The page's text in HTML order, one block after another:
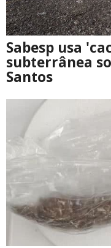
Sabesp usa
subterrânea
Santos